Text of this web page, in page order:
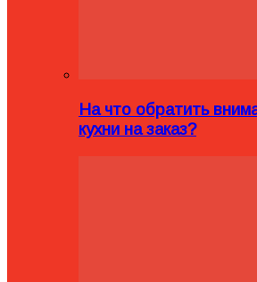
На что обратить
кухни на заказ?